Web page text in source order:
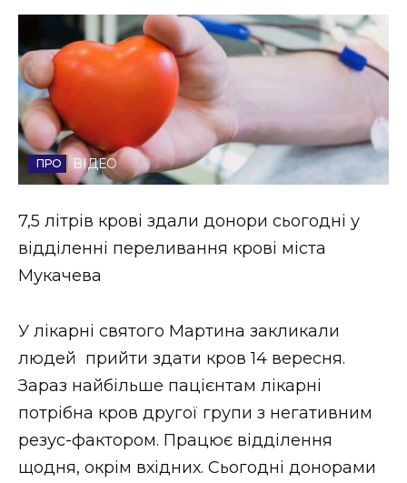
Події
Політика
Соціум
Спорт
Стиль життя
Втрачений Ужгород
Втрачений Ужгород (відеоверсія)
ЗАКАРПАТСЬКІ НОВИНИ
НОВИНИ ЗАХІДНОЇ УКРАЇНИ
ВІДЕО
7,5 літрів крові здали донори сьогодні у
відділенні переливання крові міста
Мукачева
У лікарні святого Мартина закликали
людей прийти здати кров 14 вересня.
Зараз найбільше пацієнтам лікарні
потрібна кров другої групи з негативним
резус-фактором. Працює відділення
щодня, окрім вхідних. Сьогодні донорами